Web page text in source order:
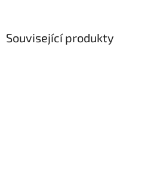
Související produkty